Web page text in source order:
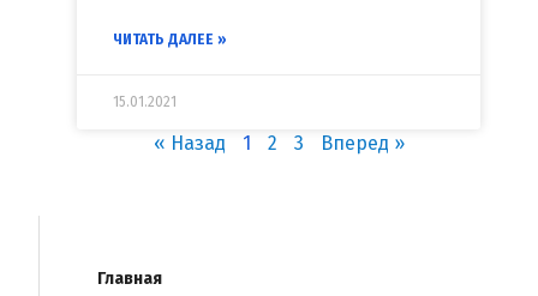
ЧИТАТЬ ДАЛЕЕ »
15.01.2021
« Назад 1 2 3 Вперед »
Главная